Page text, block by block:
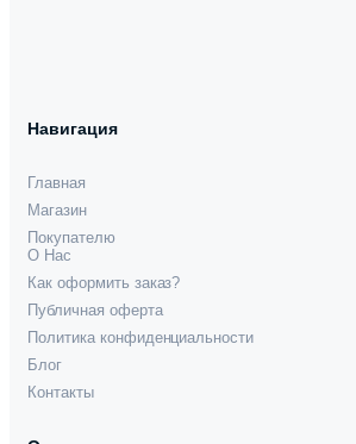
Навигация
Главная
Магазин
Покупателю
О Нас
Как оформить заказ?
Публичная оферта
Политика конфиденциальности
Блог
Контакты